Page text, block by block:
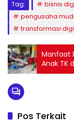
Tag: bisnis
pengusaha
transformasi
Manfaat
Anak TK
Tepat
Pos Terkait